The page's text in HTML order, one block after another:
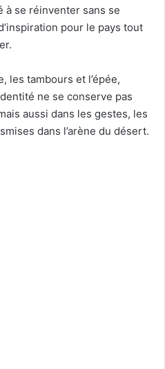
à se réinventer sans se
pour le pays tout
les tambours et l’épée,
ne se conserve pas
aussi dans les gestes, les
dans l’arène du désert.